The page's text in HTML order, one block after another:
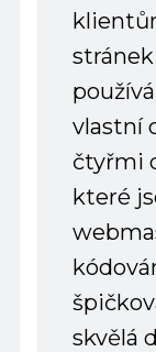
vlastní
čtyřmi
které
skvělá